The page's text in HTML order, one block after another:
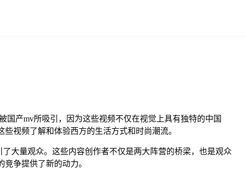
产mv所吸引，因为这些视频不仅在视觉上具有独特的中国
视频了解和体验西方的生活方式和时尚潮流。
大量观众。这些内容创作者不仅是两大阵营的桥梁，也是观众
争提供了新的动力。